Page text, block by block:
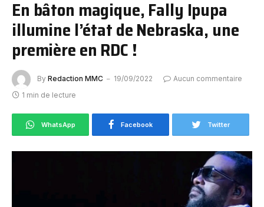
En bâton magique, Fally Ipupa
illumine l’état de Nebraska, une
première en RDC !
By Redaction MMC 19/09/2022
Aucun commentaire
1 min de lecture
WhatsApp Facebook Twitter